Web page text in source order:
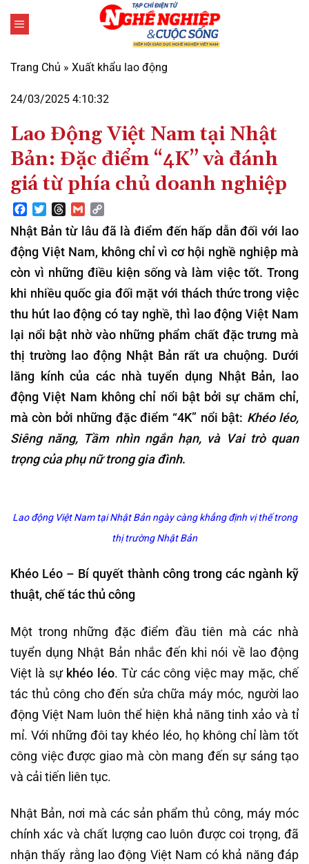
qua
dung
Trang Chủ » Xuất khẩu lao động
24/03/2025 4:10:32
Lao Động Việt Nam tại Nhật
Bản: Đặc điểm “4K” và đánh
giá từ phía chủ doanh nghiệp
Facebook
TwitterThreads
Gmail
Link
Nhật Bản từ lâu đã là điểm đến hấp dẫn đối với lao
động Việt Nam, không chỉ vì cơ hội nghề nghiệp mà
còn vì những điều kiện sống và làm việc tốt. Trong
khi nhiều quốc gia đối mặt với thách thức trong việc
thu hút lao động có tay nghề, thì lao động Việt Nam
lại nổi bật nhờ vào những phẩm chất đặc trưng mà
thị trường lao động Nhật Bản rất ưa chuộng. Dưới
lăng kính của các nhà tuyển dụng Nhật Bản, lao
động Việt Nam không chỉ nổi bật bởi sự chăm chỉ,
mà còn bởi những đặc điểm “4K” nổi bật: Khéo léo,
Siêng năng, Tầm nhìn ngắn hạn, và Vai trò quan
trọng của phụ nữ trong gia đình.
Lao động Việt Nam tại Nhật Bản ngày càng khẳng định vị thế trong
thị trường Nhật Bản
Khéo Léo – Bí quyết thành công trong các ngành kỹ
thuật, chế tác thủ công
Một trong những đặc điểm đầu tiên mà các nhà
tuyển dụng Nhật Bản nhắc đến khi nói về lao động
Việt là sự khéo léo. Từ các công việc may mặc, chế
tác thủ công cho đến sửa chữa máy móc, người lao
động Việt Nam luôn thể hiện khả năng tinh xảo và tỉ
mỉ. Với những đôi tay khéo léo, họ không chỉ làm tốt
công việc được giao mà còn mang đến sự sáng tạo
và cải tiến liên tục.
Nhật Bản, nơi mà các sản phẩm thủ công, máy móc
chính xác và chất lượng cao luôn được coi trọng, đã
nhận thấy rằng lao động Việt Nam có khả năng đáp